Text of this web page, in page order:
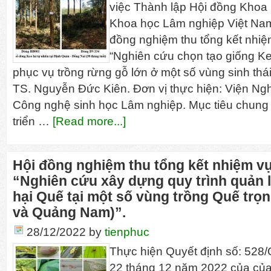
việc Thành lập Hội đồng
Khoa học Lâm nghiệp Việt
đồng nghiệm thu tổng kết
“Nghiên cứu chọn tạo giống
phục vụ trồng rừng gỗ lớn ở một số vùng sinh
TS. Nguyễn Đức Kiên. Đơn vị thực hiện: Viện
Công nghệ sinh học Lâm nghiệp. Mục tiêu
triển … [Read more...]
Hội đồng nghiệm thu tổng kết nhiệm
“Nghiên cứu xây dựng quy trình quản
hại Quế tại một số vùng trồng Quế
và Quảng Nam)”.
28/12/2022 by tienphuc
Thực hiện Quyết định số:
22 tháng 12 năm 2022 của